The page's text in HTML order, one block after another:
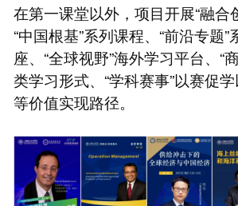
在第一课堂以外，项目开展“融合
“中国根基”系列课程、“前沿专题
座、“全球视野”海外学习平台、“
类学习形式、“学科赛事”以赛促
等价值实现路径。